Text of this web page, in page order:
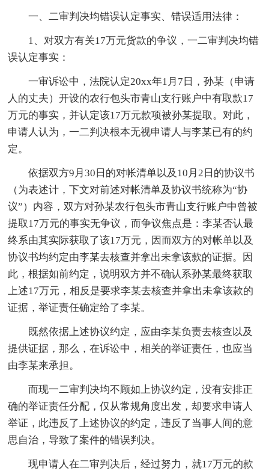
一、二审判决均错误认定事实、错误适用法律：
1、对双方有关17万元货款的争议，一二审判决均错
误认定事实：
一审诉讼中，法院认定20xx年1月7日，孙某（申请
人的丈夫）开设的农行包头市青山支行账户中有取款17
万元的事实，并认定该17万元款项被孙某提取。对此，
申请人认为，一二判决根本无视申请人与李某已有的约
定。
依据双方9月30日的对帐清单以及10月2日的协议书
（为表述计，下文对前述对帐清单及协议书统称为“协
议”）内容，双方对孙某农行包头市青山支行账户中曾被
提取17万元的事实无争议，而争议焦点是：李某否认最
终系由其实际获取了该17万元，因而双方的对帐单以及
协议书均约定由李某去核查并拿出未拿该款的证据。因
此，根据如前约定，说明双方并不确认系孙某最终获取
上述17万元，相反是要求李某去核查并拿出未拿该款的
证据，举证责任确定给了李某。
既然依据上述协议约定，应由李某负责去核查以及
提供证据，那么，在诉讼中，相关的举证责任，也应当
由李某来承担。
而现一二审判决均不顾如上协议约定，没有安排正
确的举证责任分配，仅从常规角度出发，却要求申请人
举证，此违反了上述协议的约定，违反了当事人间的意
思自治，导致了案件的错误判决。
现申请人在二审判决后，经过努力，就17万元的款